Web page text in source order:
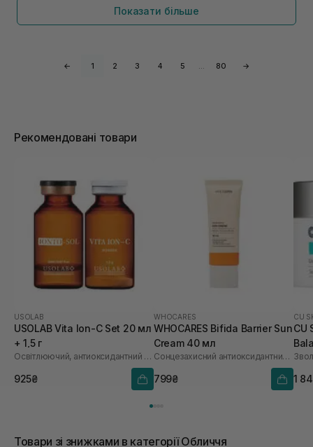
Показати більше
← 1 2 3 4 5 … 80 →
Рекомендовані товари
USOLAB
USOLAB Vita Ion-C Set 20 мл
+ 1,5 г
Освітлюючий, антиоксидантний та омолоджуючий набір
925₴
WHOCARES
WHOCARES Bifida Barrier Sun
Cream 40 мл
Сонцезахисний антиоксидантний крем
799₴
CU
CU
1
Товари зі знижками в категорії Обличчя